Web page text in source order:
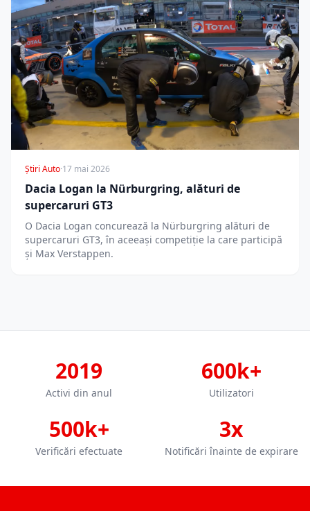
Știri Auto·17 mai 2026
Dacia Logan la Nürburgring, alături de
supercaruri GT3
O Dacia Logan concurează la Nürburgring alături de
supercaruri GT3, în aceeași competiție la care participă
și Max Verstappen.
2019
Activi din anul
600k+
Utilizatori
500k+
Verificări efectuate
3x
Notificări înainte de expirare